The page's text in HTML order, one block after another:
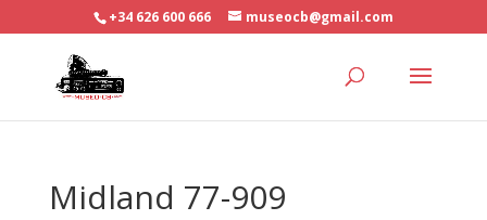
+34 626 600 666 museocb@gmail.com
Midland 77-909